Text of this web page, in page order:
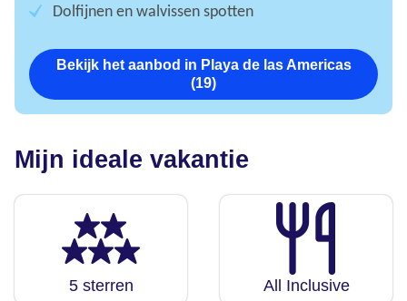
Dolfijnen en walvissen spotten
Bekijk het aanbod in Playa de las Americas
(19)
Mijn ideale vakantie
5 sterren All Inclusive